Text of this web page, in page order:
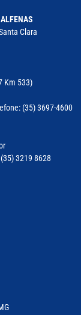
Clara
Km 533)
(35) 3697-4600
3219 8628